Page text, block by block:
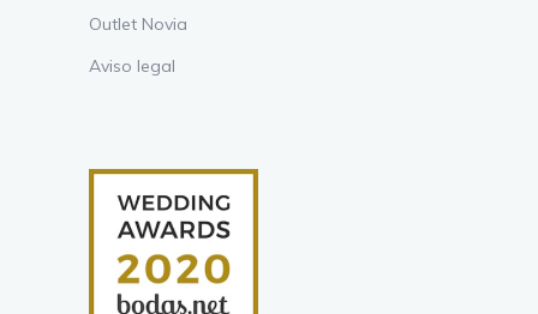
Outlet Novia
Aviso legal